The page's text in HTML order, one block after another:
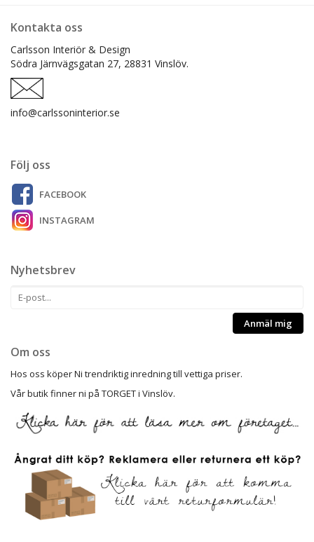
Kontakta oss
Carlsson Interiör & Design
Södra Järnvägsgatan 27, 28831 Vinslöv.
info@carlssoninterior.se
Följ oss
FACEBOOK
INSTAGRAM
Nyhetsbrev
Anmäl mig
Om oss
Hos oss köper Ni trendriktig inredning till vettiga priser.
Vår butik finner ni på TORGET i Vinslöv.